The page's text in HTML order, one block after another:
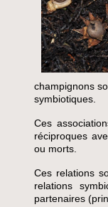
champignons
symbiotiques.
Ces
réciproques
ou morts.
Ces relations
relations
partenaires